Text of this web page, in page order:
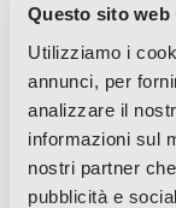
Questo sito
Utilizziamo i
annunci, per
analizzare il
informazioni sul
nostri partner
pubblicità e
Messaggio